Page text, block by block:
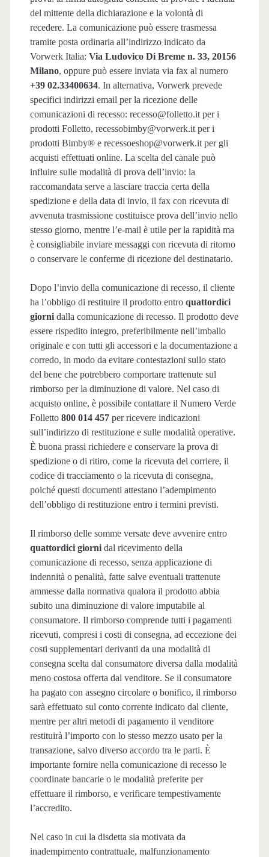
del mittente della dichiarazione e la volontà di
recedere. La comunicazione può essere trasmessa
tramite posta ordinaria all’indirizzo indicato da
Vorwerk Italia: Via Ludovico Di Breme n. 33, 20156
Milano, oppure può essere inviata via fax al numero
+39 02.33400634. In alternativa, Vorwerk prevede
specifici indirizzi email per la ricezione delle
comunicazioni di recesso: recesso@folletto.it per i
prodotti Folletto, recessobimby@vorwerk.it per i
prodotti Bimby® e recessoeshop@vorwerk.it per gli
acquisti effettuati online. La scelta del canale può
influire sulle modalità di prova dell’invio: la
raccomandata serve a lasciare traccia certa della
spedizione e della data di invio, il fax con ricevuta di
avvenuta trasmissione costituisce prova dell’invio nello
stesso giorno, mentre l’e‑mail è utile per la rapidità ma
è consigliabile inviare messaggi con ricevuta di ritorno
o conservare le conferme di ricezione del destinatario.
Dopo l’invio della comunicazione di recesso, il cliente
ha l’obbligo di restituire il prodotto entro quattordici
giornidalla comunicazione di recesso. Il prodotto deve
essere rispedito integro, preferibilmente nell’imballo
originale e con tutti gli accessori e la documentazione a
corredo, in modo da evitare contestazioni sullo stato
del bene che potrebbero comportare trattenute sul
rimborso per la diminuzione di valore. Nel caso di
acquisto online, è possibile contattare il Numero Verde
Folletto 800 014 457per ricevere indicazioni
sull’indirizzo di restituzione e sulle modalità operative.
È buona prassi richiedere e conservare la prova di
spedizione o di ritiro, come la ricevuta del corriere, il
codice di tracciamento o la ricevuta di consegna,
poiché questi documenti attestano l’adempimento
dell’obbligo di restituzione entro i termini previsti.
Il rimborso delle somme versate deve avvenire entro
quattordici giornidal ricevimento della
comunicazione di recesso, senza applicazione di
indennità o penalità, fatte salve eventuali trattenute
ammesse dalla normativa qualora il prodotto abbia
subito una diminuzione di valore imputabile al
consumatore. Il rimborso comprende tutti i pagamenti
ricevuti, compresi i costi di consegna, ad eccezione dei
costi supplementari derivanti da una modalità di
consegna scelta dal consumatore diversa dalla modalità
meno costosa offerta dal venditore. Se il consumatore
ha pagato con assegno circolare o bonifico, il rimborso
sarà effettuato sul conto corrente indicato dal cliente,
mentre per altri metodi di pagamento il venditore
restituirà l’importo con lo stesso mezzo usato per la
transazione, salvo diverso accordo tra le parti. È
importante fornire nella comunicazione di recesso le
coordinate bancarie o le modalità preferite per
effettuare il rimborso, e verificare tempestivamente
l’accredito.
Nel caso in cui la disdetta sia motivata da
inadempimento contrattuale, malfunzionamento